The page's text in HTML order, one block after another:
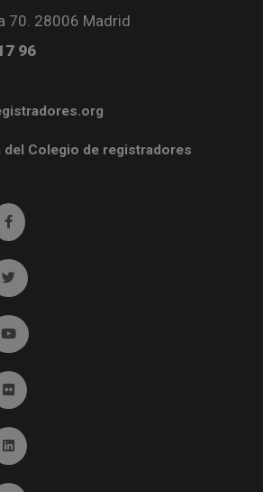
70. 28006 Madrid
96
del Colegio de registradores
Ir a facebook (abre en ventana nueva)
Ir a twitter (abre en ventana nueva)
Ir a YouTube (abre en ventana nueva)
Ir a Flickr (abre en ventana nueva)
Ir a Linkedin (abre en ventana nueva)